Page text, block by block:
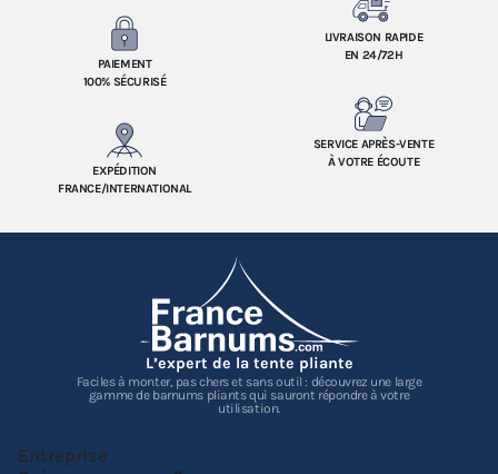
PAIEMENT
100% SÉCURISÉ
LIVRAISON RAPIDE
EN 24/72H
EXPÉDITION
FRANCE/INTERNATIONAL
SERVICE APRÈS-VENTE
À VOTRE ÉCOUTE
L’expert de la tente pliante
Faciles à monter, pas chers et sans outil : découvrez une large
gamme de barnums pliants qui sauront répondre à votre
utilisation.
Entreprise